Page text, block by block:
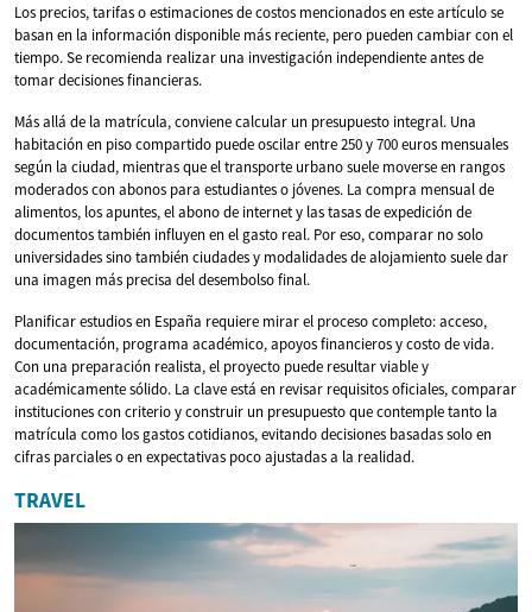
Los precios, tarifas o estimaciones de costos mencionados en este artículo se
basan en la información disponible más reciente, pero pueden cambiar con el
tiempo. Se recomienda realizar una investigación independiente antes de
tomar decisiones financieras.
Más allá de la matrícula, conviene calcular un presupuesto integral. Una
habitación en piso compartido puede oscilar entre 250 y 700 euros mensuales
según la ciudad, mientras que el transporte urbano suele moverse en rangos
moderados con abonos para estudiantes o jóvenes. La compra mensual de
alimentos, los apuntes, el abono de internet y las tasas de expedición de
documentos también influyen en el gasto real. Por eso, comparar no solo
universidades sino también ciudades y modalidades de alojamiento suele dar
una imagen más precisa del desembolso final.
Planificar estudios en España requiere mirar el proceso completo: acceso,
documentación, programa académico, apoyos financieros y costo de vida.
Con una preparación realista, el proyecto puede resultar viable y
académicamente sólido. La clave está en revisar requisitos oficiales, comparar
instituciones con criterio y construir un presupuesto que contemple tanto la
matrícula como los gastos cotidianos, evitando decisiones basadas solo en
cifras parciales o en expectativas poco ajustadas a la realidad.
TRAVEL